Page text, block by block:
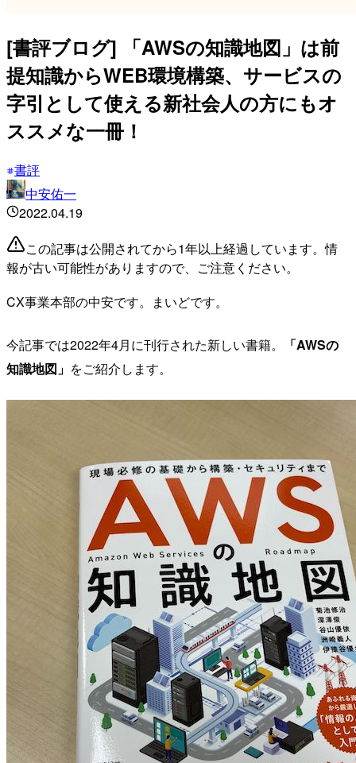
[書評ブログ] 「AWSの知識地図」は前
提知識からWEB環境構築、サービスの
字引として使える新社会人の方にもオ
ススメな一冊！
書評
中安佑一
2022.04.19
この記事は公開されてから1年以上経過しています。情
報が古い可能性がありますので、ご注意ください。
CX事業本部の中安です。まいどです。
今記事では2022年4月に刊行された新しい書籍。
「AWSの
知識地図」 をご紹介します。